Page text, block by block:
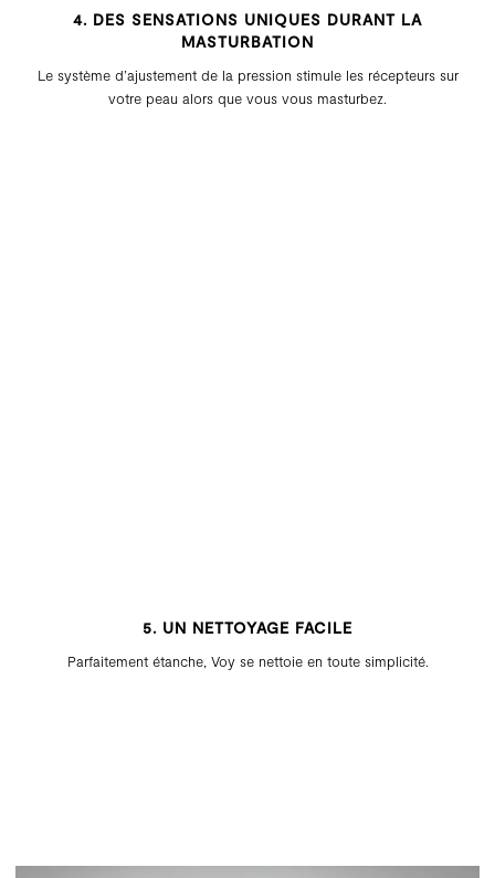
4. DES SENSATIONS UNIQUES DURANT LA
MASTURBATION
Le système d’ajustement de la pression stimule les récepteurs sur
votre peau alors que vous vous masturbez.
5. UN NETTOYAGE FACILE
Parfaitement étanche, Voy se nettoie en toute simplicité.